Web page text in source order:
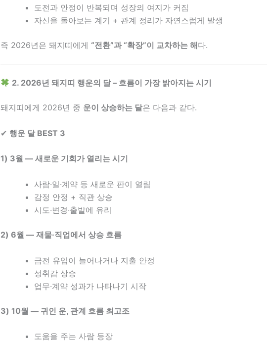
도전과 안정이 반복되며 성장의 여지가 커짐
자신을 돌아보는 계기 + 관계 정리가 자연스럽게 발생
즉 2026년은 돼지띠에게 “전환”과 “확장”이 교차하는 해다.
2. 2026년 돼지띠 행운의 달 – 흐름이 가장 밝아지는 시기
돼지띠에게 2026년 중 운이 상승하는 달은 다음과 같다.
✔ 행운 달 BEST 3
1) 3월 — 새로운 기회가 열리는 시기
사람·일·계약 등 새로운 판이 열림
감정 안정 + 직관 상승
시도·변경·출발에 유리
2) 6월 — 재물·직업에서 상승 흐름
금전 유입이 늘어나거나 지출 안정
성취감 상승
업무·계약 성과가 나타나기 시작
3) 10월 — 귀인 운, 관계 흐름 최고조
도움을 주는 사람 등장